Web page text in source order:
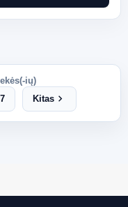
ių)
7 Kitaschevron_right